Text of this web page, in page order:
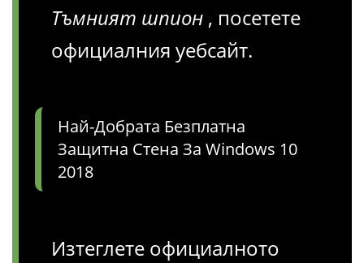
Тъмният шпион , посетете
официалния уебсайт.
Най-Добрата Безплатна
Защитна Стена За Windows 10
2018
Изтеглете официалното